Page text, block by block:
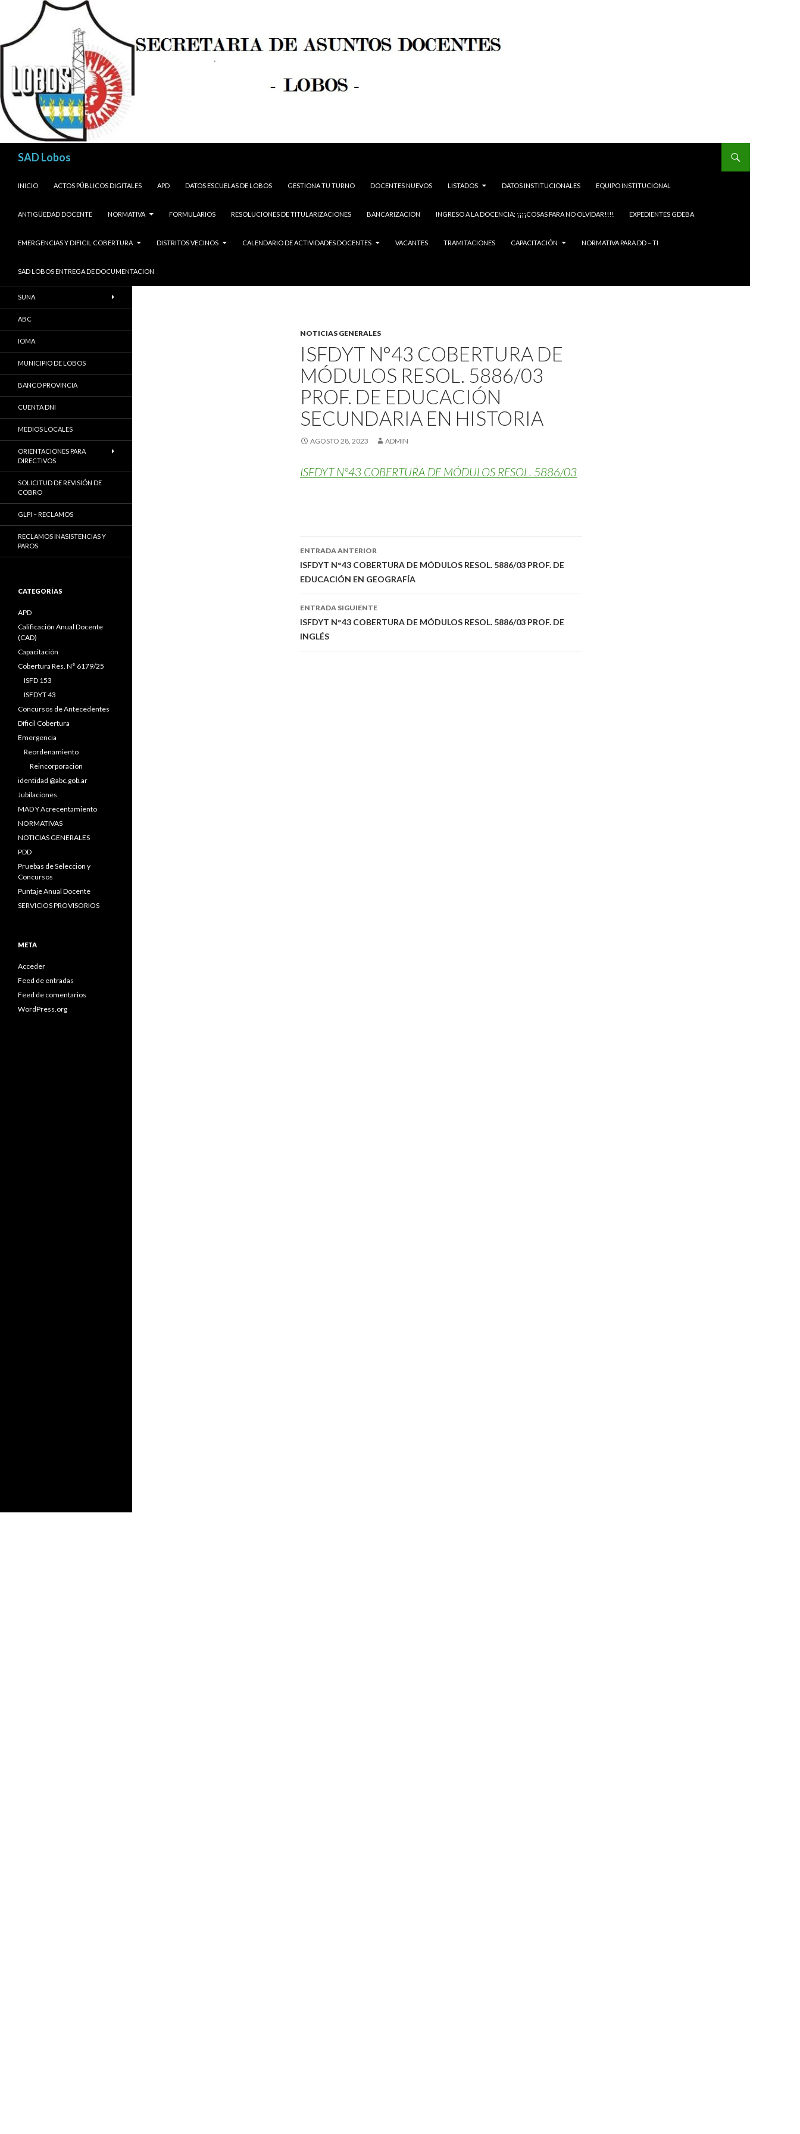
SAD Lobos
INICIO
ACTOS PÚBLICOS DIGITALES APD DATOS ESCUELAS DE LOBOS GESTIONA TU TURNO DOCENTES NUEVOS LISTADOS DATOS INSTITUCIONALES EQUIPO INSTITUCIONAL
ANTIGÜEDAD DOCENTE NORMATIVA FORMULARIOS RESOLUCIONES DE TITULARIZACIONES BANCARIZACION INGRESO A LA DOCENCIA: ¡¡¡¡COSAS PARA NO OLVIDAR!!!! EXPEDIENTES GDEBA
EMERGENCIAS Y DIFICIL COBERTURA DISTRITOS VECINOS CALENDARIO DE ACTIVIDADES DOCENTES VACANTES TRAMITACIONES CAPACITACIÓN NORMATIVA PARA DD – TI
SAD LOBOS ENTREGA DE DOCUMENTACION
NOTICIAS GENERALES
ISFDYT N°43 COBERTURA DE
MÓDULOS RESOL. 5886/03
PROF. DE EDUCACIÓN
SECUNDARIA EN HISTORIA
AGOSTO 28, 2023 ADMIN
ISFDYT N°43 COBERTURA DE MÓDULOS RESOL. 5886/03
Navegación
de
entradas
ENTRADA ANTERIOR
ISFDYT N°43 COBERTURA DE MÓDULOS RESOL. 5886/03 PROF. DE
EDUCACIÓN EN GEOGRAFÍA
ENTRADA SIGUIENTE
ISFDYT N°43 COBERTURA DE MÓDULOS RESOL. 5886/03 PROF. DE
INGLÉS
SUNA
ABC
IOMA
MUNICIPIO DE LOBOS
BANCO PROVINCIA
CUENTA DNI
MEDIOS LOCALES
ORIENTACIONES PARA
DIRECTIVOS
SOLICITUD DE REVISIÓN DE
COBRO
GLPI – RECLAMOS
RECLAMOS INASISTENCIAS Y
PAROS
CATEGORÍAS
APD
Calificación Anual Docente
(CAD)
Capacitación
Cobertura Res. N° 6179/25
ISFD 153
ISFDYT 43
Concursos de Antecedentes
Díficil Cobertura
Emergencia
Reordenamiento
Reincorporacion
identidad @abc.gob.ar
Jubilaciones
MAD Y Acrecentamiento
NORMATIVAS
NOTICIAS GENERALES
PDD
Pruebas de Seleccion y
Concursos
Puntaje Anual Docente
SERVICIOS PROVISORIOS
META
Acceder
Feed de entradas
Feed de comentarios
WordPress.org